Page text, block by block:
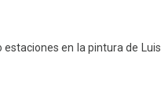
en la pintura de Luis